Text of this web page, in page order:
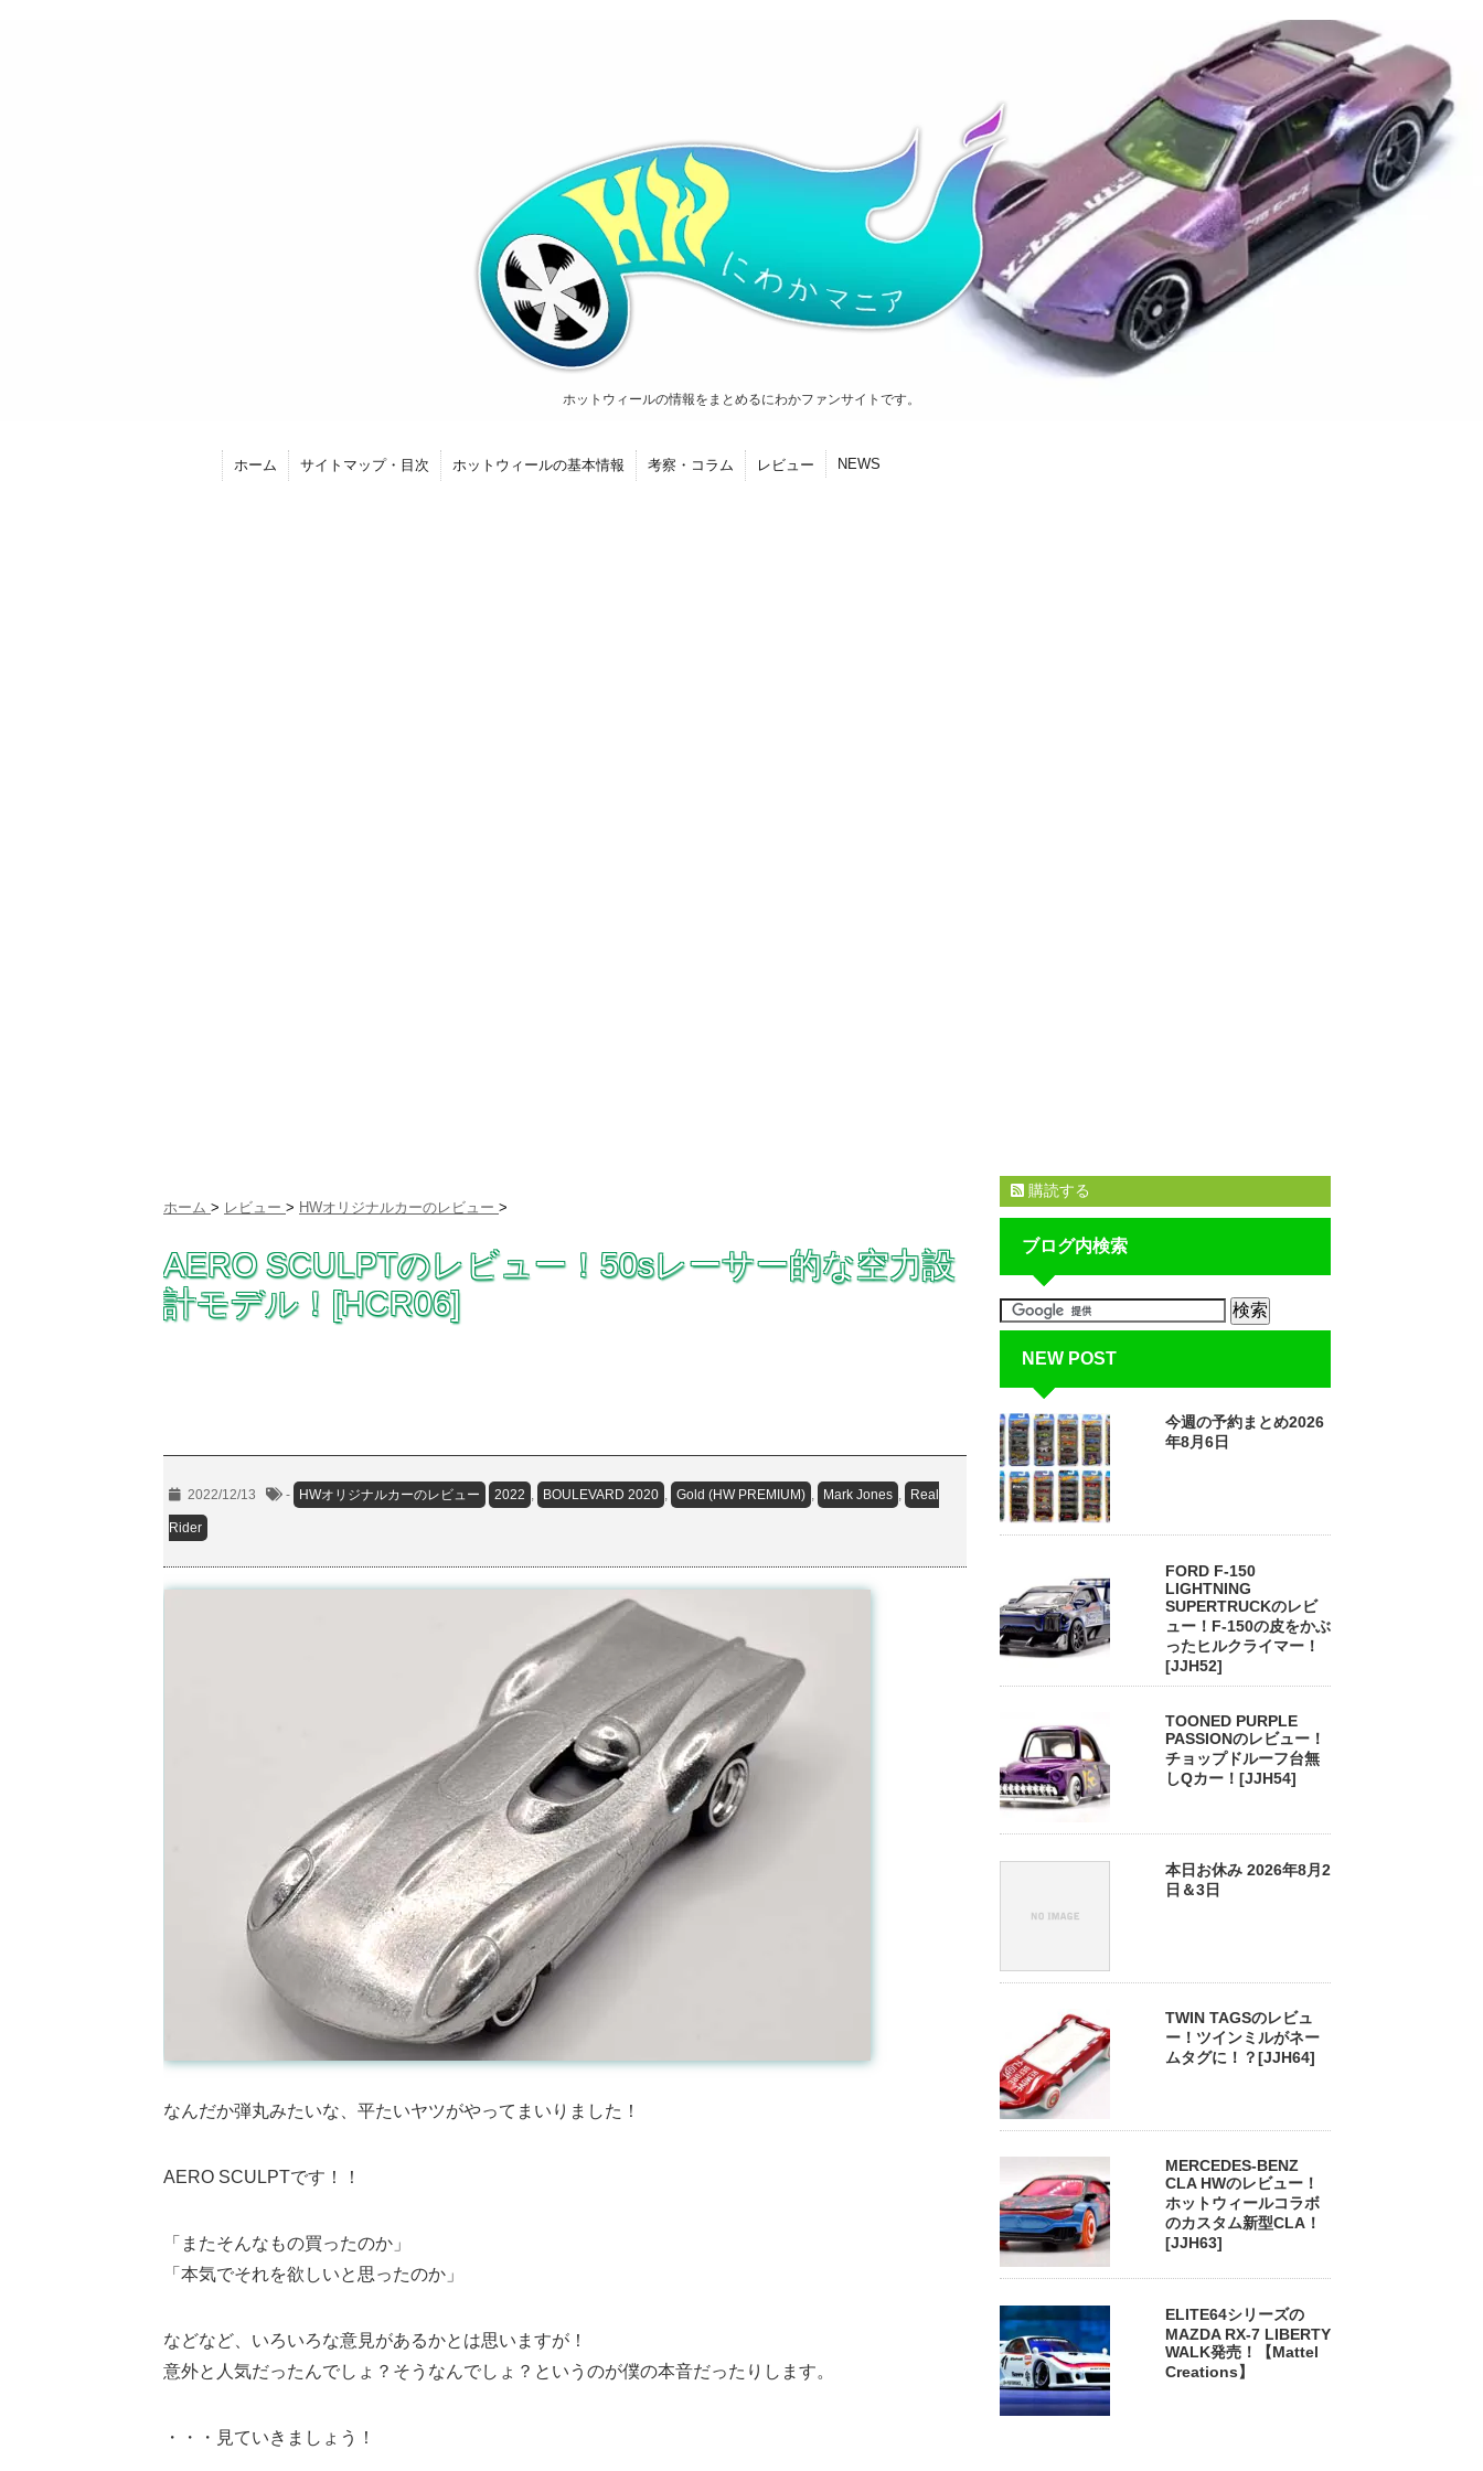
ホットウィールの情報をまとめるにわかファンサイトです。
ホーム サイトマップ・目次 ホットウィールの基本情報 考察・コラム レビュー NEWS
ホーム > レビュー > HWオリジナルカーのレビュー >
AERO SCULPTのレビュー！50sレーサー的な空力設
計モデル！[HCR06]
2022/12/13 - HWオリジナルカーのレビュー 2022 , BOULEVARD 2020 , Gold (HW PREMIUM) , Mark Jones , Real
Rider
なんだか弾丸みたいな、平たいヤツがやってまいりました！
AERO SCULPTです！！
「またそんなもの買ったのか」
「本気でそれを欲しいと思ったのか」
などなど、いろいろな意見があるかとは思いますが！
意外と人気だったんでしょ？そうなんでしょ？というのが僕の本音だったりします。
・・・見ていきましょう！
購読する
ブログ内検索
NEW POST
今週の予約まとめ2026
年8月6日
FORD F-150
LIGHTNING
SUPERTRUCKのレビ
ュー！F-150の皮をかぶ
ったヒルクライマー！
[JJH52]
TOONED PURPLE
PASSIONのレビュー！
チョップドルーフ台無
しQカー！[JJH54]
本日お休み 2026年8月2
日＆3日
TWIN TAGSのレビュ
ー！ツインミルがネー
ムタグに！？[JJH64]
MERCEDES-BENZ
CLA HWのレビュー！
ホットウィールコラボ
のカスタム新型CLA！
[JJH63]
ELITE64シリーズの
MAZDA RX-7 LIBERTY
WALK発売！【Mattel
Creations】